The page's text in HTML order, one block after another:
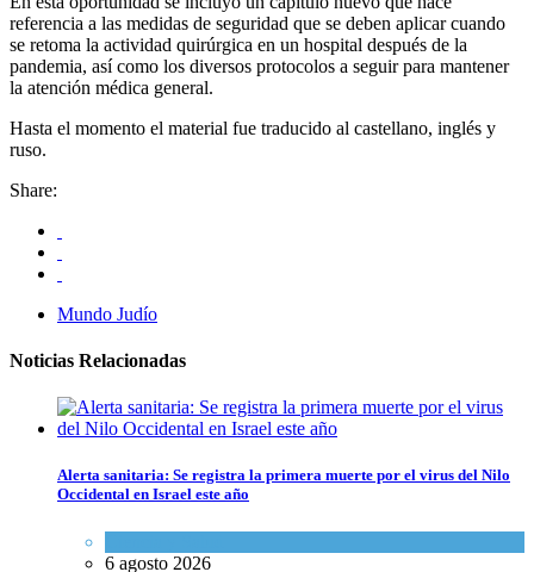
referencia a las medidas de seguridad que se deben aplicar cuando
se retoma la actividad quirúrgica en un hospital después de la
pandemia, así como los diversos protocolos a seguir para mantener
la atención médica general.
Hasta el momento el material fue traducido al castellano, inglés y
ruso.
Share:
Mundo Judío
Noticias Relacionadas
Alerta sanitaria: Se registra la primera muerte por el virus del Nilo
Occidental en Israel este año
6 agosto 2026